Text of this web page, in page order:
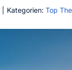
Kategorien: Top